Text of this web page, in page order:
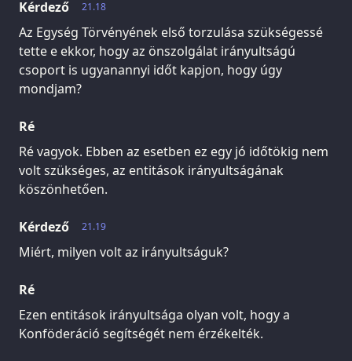
21.18
Kérdező
Az Egység Törvényének első torzulása szükségessé
tette e ekkor, hogy az önszolgálat irányultságú
csoport is ugyanannyi időt kapjon, hogy úgy
mondjam?
Ré
Ré vagyok. Ebben az esetben ez egy jó időtökig nem
volt szükséges, az entitások irányultságának
köszönhetően.
21.19
Kérdező
Miért, milyen volt az irányultságuk?
Ré
Ezen entitások irányultsága olyan volt, hogy a
Konföderáció segítségét nem érzékelték.